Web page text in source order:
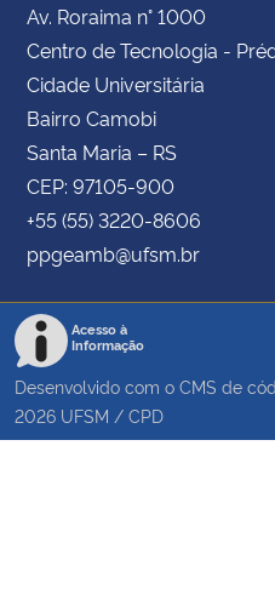
Av. Roraima n° 1000
Centro de Tecnologia -
Cidade Universitária
Bairro Camobi
Santa Maria – RS
CEP: 97105-900
+55 (55) 3220-8606
ppgeamb@ufsm.br
Acesso à
Informação
Desenvolvido com o CMS de
2026 UFSM / CPD